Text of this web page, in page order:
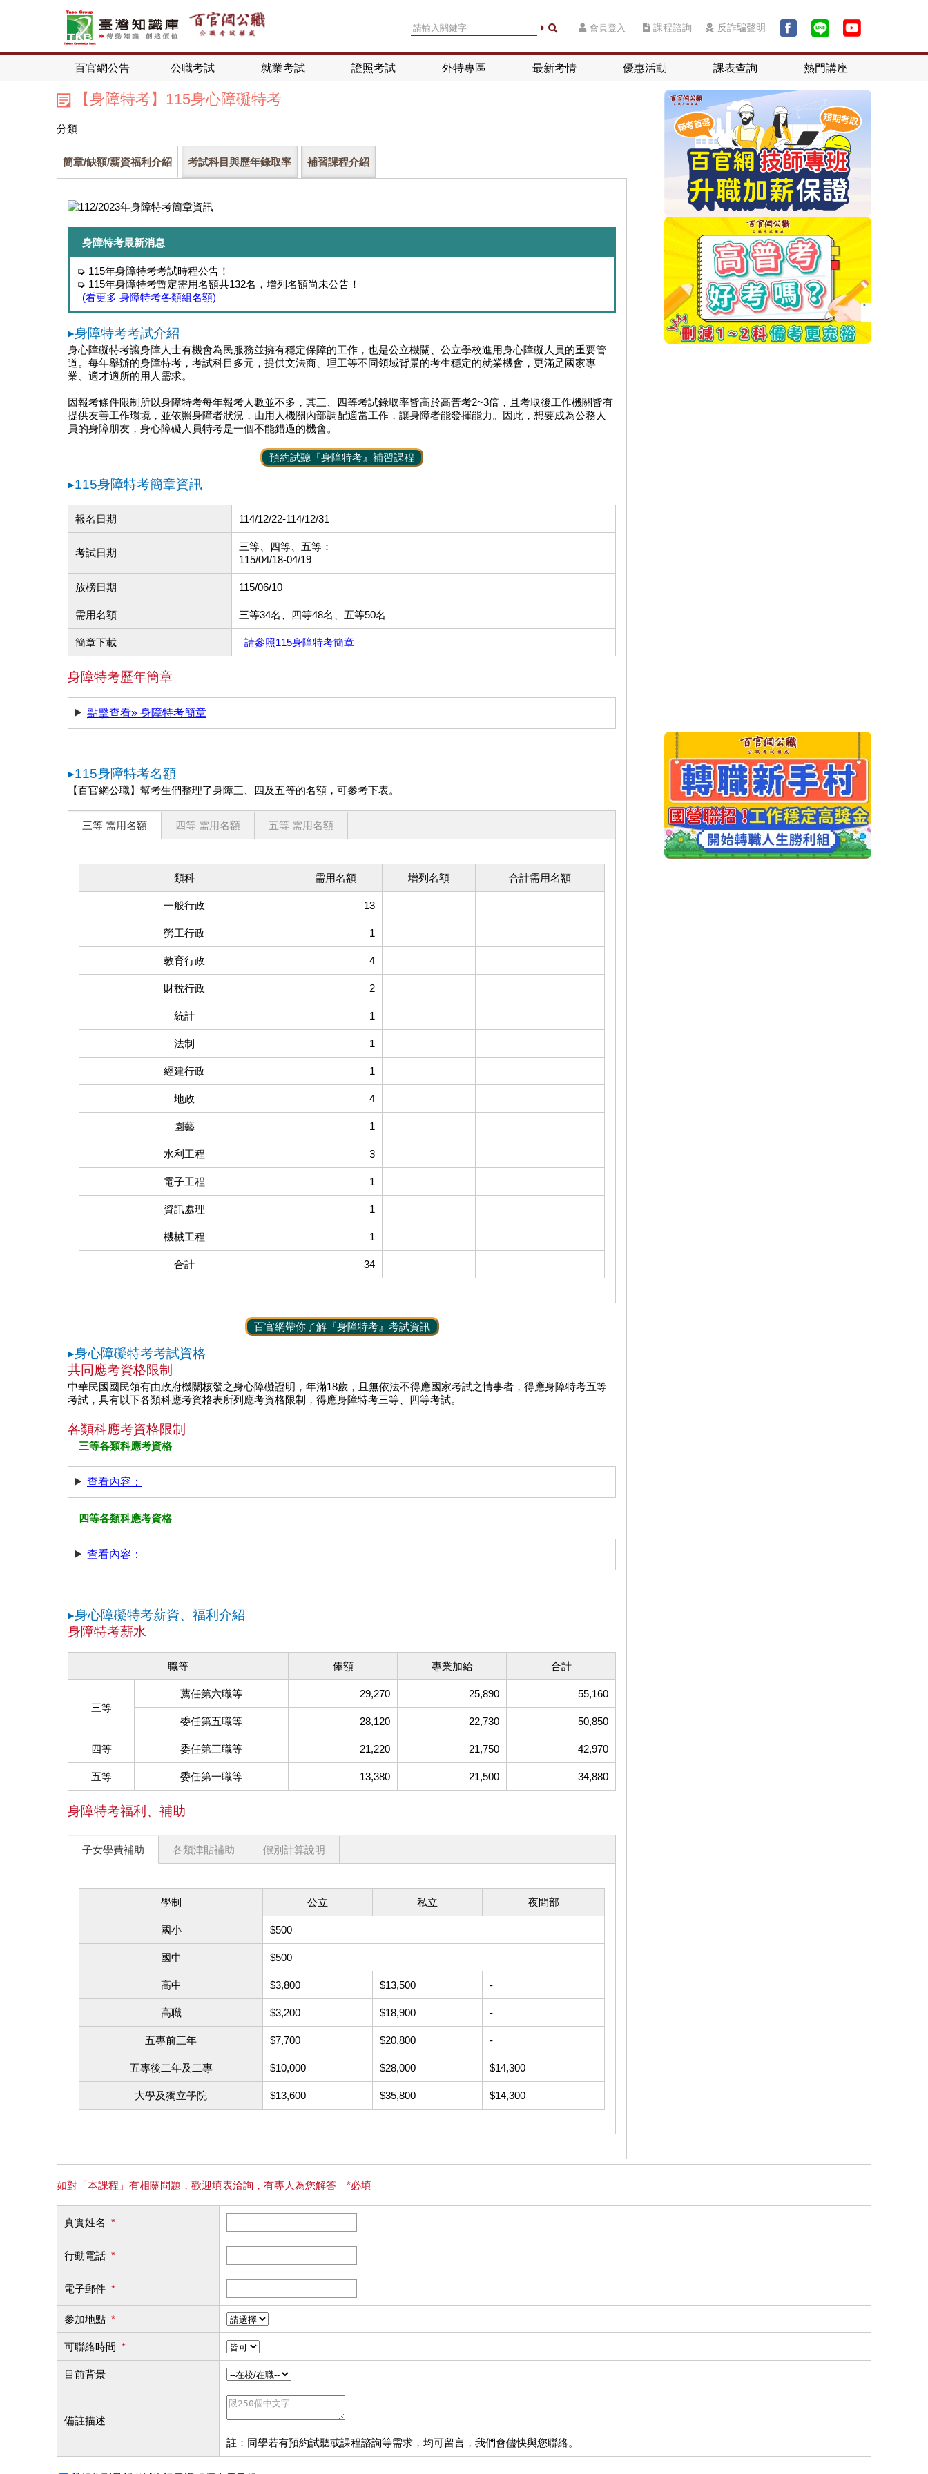
會員登入 課程諮詢 反詐騙聲明
百官網公告 公職考試 就業考試 證照考試 外特專區 最新考情 優惠活動 課表查詢 熱門講座
【身障特考】115身心障礙特考
分類
簡章/缺額/薪資福利介紹 考試科目與歷年錄取率 補習課程介紹
身障特考最新消息
➭ 115年身障特考考試時程公告！
➭ 115年身障特考暫定需用名額共132名，增列名額尚未公告！
(看更多 身障特考各類組名額)
▸身障特考考試介紹
身心障礙特考讓身障人士有機會為民服務並擁有穩定保障的工作，也是公立機關、公立學校進用身心障礙人員的重要管
道。每年舉辦的身障特考，考試科目多元，提供文法商、理工等不同領域背景的考生穩定的就業機會，更滿足國家專
業、適才適所的用人需求。
因報考條件限制所以身障特考每年報考人數並不多，其三、四等考試錄取率皆高於高普考2~3倍，且考取後工作機關皆有
提供友善工作環境，並依照身障者狀況，由用人機關內部調配適當工作，讓身障者能發揮能力。因此，想要成為公務人
員的身障朋友，身心障礙人員特考是一個不能錯過的機會。
預約試聽『身障特考』補習課程
▸115身障特考簡章資訊
報名日期 114/12/22-114/12/31
考試日期
三等、四等、五等：
115/04/18-04/19
放榜日期 115/06/10
需用名額 三等34名、四等48名、五等50名
簡章下載 請參照115身障特考簡章
身障特考歷年簡章
點擊查看» 身障特考簡章
▸115身障特考名額
【百官網公職】幫考生們整理了身障三、四及五等的名額，可參考下表。
三等 需用名額 四等 需用名額 五等 需用名額
類科 需用名額 增列名額 合計需用名額
一般行政 13
勞工行政 1
教育行政 4
財稅行政 2
統計 1
法制 1
經建行政 1
地政 4
園藝 1
水利工程 3
電子工程 1
資訊處理 1
機械工程 1
合計 34
百官網帶你了解『身障特考』考試資訊
▸身心障礙特考考試資格
共同應考資格限制
中華民國國民領有由政府機關核發之身心障礙證明，年滿18歲，且無依法不得應國家考試之情事者，得應身障特考五等
考試，具有以下各類科應考資格表所列應考資格限制，得應身障特考三等、四等考試。
各類科應考資格限制
三等各類科應考資格
查看內容：
四等各類科應考資格
查看內容：
▸身心障礙特考薪資、福利介紹
身障特考薪水
職等 俸額 專業加給 合計
三等
薦任第六職等 29,270 25,890 55,160
委任第五職等 28,120 22,730 50,850
四等 委任第三職等 21,220 21,750 42,970
五等 委任第一職等 13,380 21,500 34,880
身障特考福利、補助
子女學費補助 各類津貼補助 假別計算說明
學制 公立 私立 夜間部
國小 $500
國中 $500
高中 $3,800 $13,500 -
高職 $3,200 $18,900 -
五專前三年 $7,700 $20,800 -
五專後二年及二專 $10,000 $28,000 $14,300
大學及獨立學院 $13,600 $35,800 $14,300
如對「本課程」有相關問題，歡迎填表洽詢，有專人為您解答 *必填
真實姓名 *
行動電話 *
電子郵件 *
參加地點 *
可聯絡時間 *
目前背景
備註描述
註：同學若有預約試聽或課程諮詢等需求，均可留言，我們會儘快與您聯絡。